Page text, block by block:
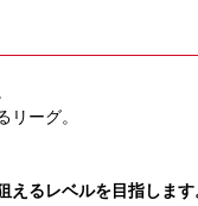
ーグ。
るレベルを目指します